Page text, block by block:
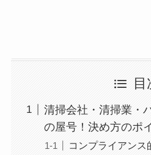
目
清掃会社・清掃業・
の屋号！決め方のポ
コンプライアンス